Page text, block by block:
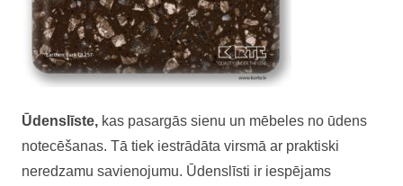
Ūdenslīste, kas pasargās sienu un mēbeles no ūdens
notecēšanas. Tā tiek iestrādāta virsmā ar praktiski
neredzamu savienojumu. Ūdenslīsti ir iespējams